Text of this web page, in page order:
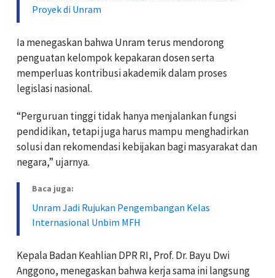
Proyek di Unram
Ia menegaskan bahwa Unram terus mendorong
penguatan kelompok kepakaran dosen serta
memperluas kontribusi akademik dalam proses
legislasi nasional.
“Perguruan tinggi tidak hanya menjalankan fungsi
pendidikan, tetapi juga harus mampu menghadirkan
solusi dan rekomendasi kebijakan bagi masyarakat dan
negara,” ujarnya.
Baca juga:
Unram Jadi Rujukan Pengembangan Kelas
Internasional Unbim MFH
Kepala Badan Keahlian DPR RI, Prof. Dr. Bayu Dwi
Anggono, menegaskan bahwa kerja sama ini langsung